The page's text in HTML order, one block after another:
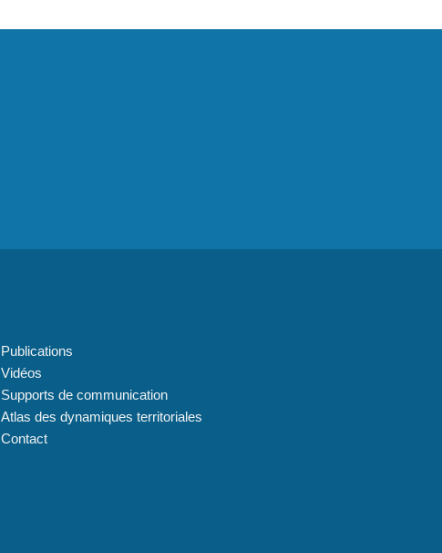
Publications
Vidéos
Supports de communication
Atlas des dynamiques territoriales
Contact